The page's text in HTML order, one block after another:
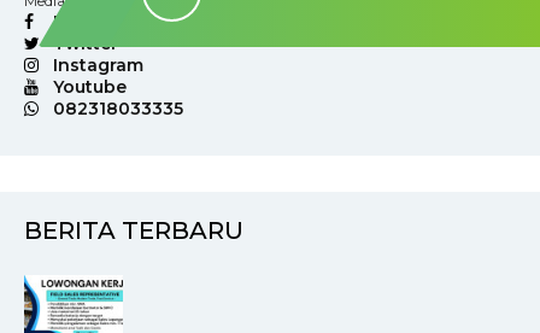
Facebook
Twitter
Instagram
Youtube
082318033335
BERITA TERBARU